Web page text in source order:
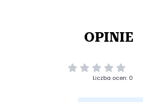
OPINIE
Liczba ocen: 0